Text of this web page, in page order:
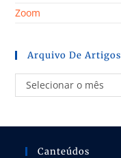
Zoom
Arquivo De Artigos
Selecionar o mês
Canteúdos